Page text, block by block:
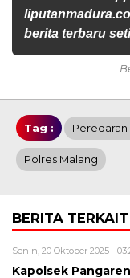
berita terbaru
Tag :
Polres Malang
BERITA TERKAIT
Senin, 20 Oktober 2025 -
Kapolsek